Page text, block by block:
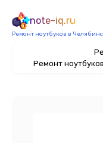
note-iq.ru
Ремонт ноутбуков в
Ремонт